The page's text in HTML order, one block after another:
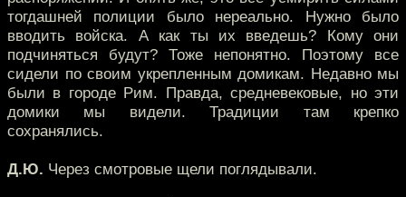
тогдашней полиции было нереально. Нужно было
вводить войска. А как ты их введешь? Кому они
подчиняться будут? Тоже непонятно. Поэтому все
сидели по своим укрепленным домикам. Недавно мы
были в городе Рим. Правда, средневековые, но эти
домики мы видели. Традиции там крепко
сохранялись.
Д.Ю. Через смотровые щели поглядывали.